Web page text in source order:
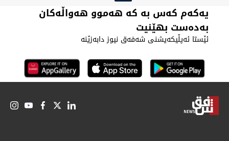
یەکەم کەس بە کە هەموو هەواڵەکان
بەدەست بهێنیت
ئێستا ئەپڵیکەیشنی شەفەق نیوز دابەزێنە